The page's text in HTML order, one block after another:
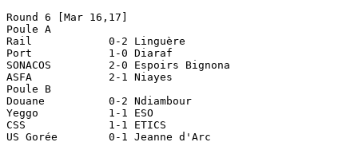
Round 6 [Mar 16,17]
Poule A
Rail		0-2 Linguère
Port		1-0 Diaraf
SONACOS		2-0 Espoirs Bignona
ASFA		2-1 Niayes
Poule B
Douane		0-2 Ndiambour
Yeggo		1-1 ESO
CSS		1-1 ETICS
US Gorée	0-1 Jeanne d'Arc